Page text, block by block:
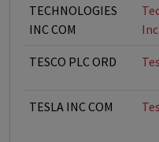
TECHNOLOGIES
INC COM
Inc
TESCO PLC ORD
TESLA INC COM